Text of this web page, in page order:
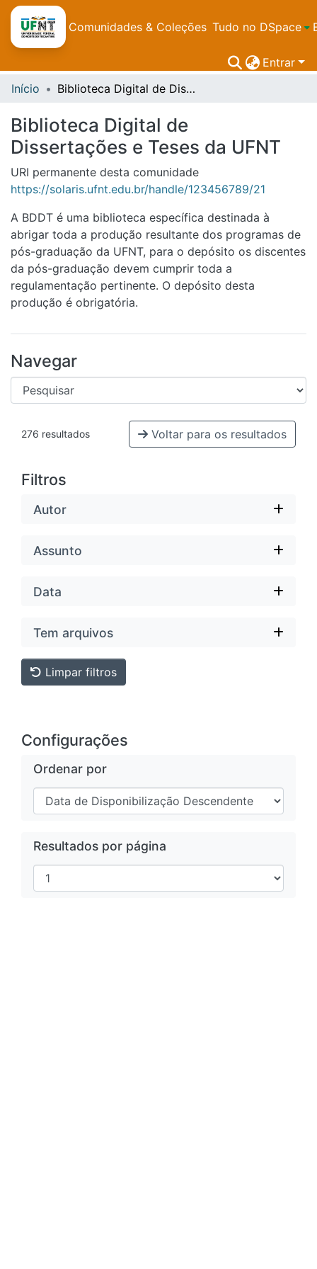
Comunidades & Coleções Tudo no DSpace
Entrar
Início
Biblioteca Digital de Dissertações e Teses da UFNT
Biblioteca Digital de
Dissertações e Teses da UFNT
URI permanente desta comunidade
https://solaris.ufnt.edu.br/handle/123456789/21
A BDDT é uma biblioteca específica destinada à
abrigar toda a produção resultante dos programas de
pós-graduação da UFNT, para o depósito os discentes
da pós-graduação devem cumprir toda a
regulamentação pertinente. O depósito desta
produção é obrigatória.
Navegar
276 resultados Voltar para os resultados
Filtros
Autor
Assunto
Data
Tem arquivos
Limpar filtros
Configurações
Ordenar por
Resultados por página